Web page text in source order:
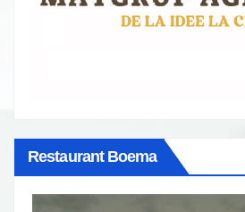
Restaurant Boema